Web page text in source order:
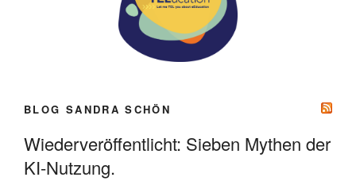
BLOG SANDRA SCHÖN
Wiederveröffentlicht: Sieben Mythen der
KI-Nutzung.